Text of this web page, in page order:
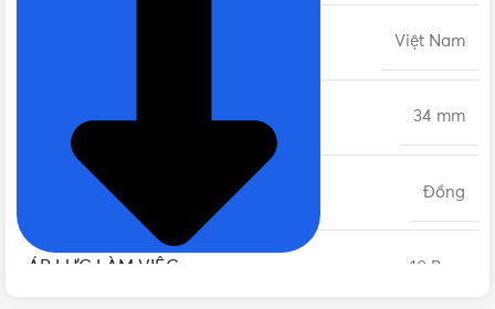
Việt Nam
34 mm
CHẤT LIỆU Đồng
ÁP LỰC LÀM VIỆC 10 Bars